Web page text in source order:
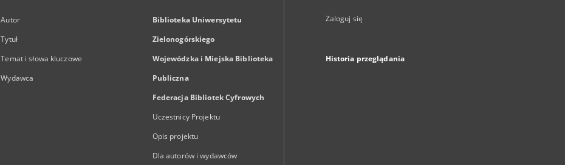
Autor
Tytuł
Temat i słowa kluczowe
Wydawca
Biblioteka Uniwersytetu
Zielonogórskiego
Wojewódzka i Miejska Biblioteka
Publiczna
Federacja Bibliotek Cyfrowych
Uczestnicy Projektu
Opis projektu
Dla autorów i wydawców
Zaloguj się
Historia przeglądania